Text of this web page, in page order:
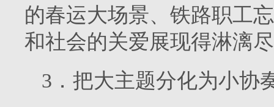
的春运大场景、铁路职工
和社会的关爱展现得淋漓
3．把大主题分化为小协